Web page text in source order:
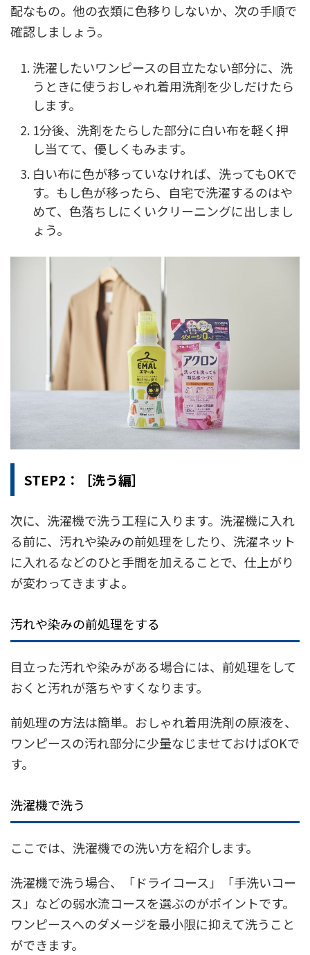
配なもの。他の衣類に色移りしないか、次の手順で
確認しましょう。
洗濯したいワンピースの目立たない部分に、洗
うときに使うおしゃれ着用洗剤を少しだけたら
します。
1分後、洗剤をたらした部分に白い布を軽く押
し当てて、優しくもみます。
白い布に色が移っていなければ、洗ってもOKで
す。もし色が移ったら、自宅で洗濯するのはや
めて、色落ちしにくいクリーニングに出しまし
ょう。
STEP2：［洗う編］
次に、洗濯機で洗う工程に入ります。洗濯機に入れ
る前に、汚れや染みの前処理をしたり、洗濯ネット
に入れるなどのひと手間を加えることで、仕上がり
が変わってきますよ。
汚れや染みの前処理をする
目立った汚れや染みがある場合には、前処理をして
おくと汚れが落ちやすくなります。
前処理の方法は簡単。おしゃれ着用洗剤の原液を、
ワンピースの汚れ部分に少量なじませておけばOKで
す。
洗濯機で洗う
ここでは、洗濯機での洗い方を紹介します。
洗濯機で洗う場合、「ドライコース」「手洗いコー
ス」などの弱水流コースを選ぶのがポイントです。
ワンピースへのダメージを最小限に抑えて洗うこと
ができます。